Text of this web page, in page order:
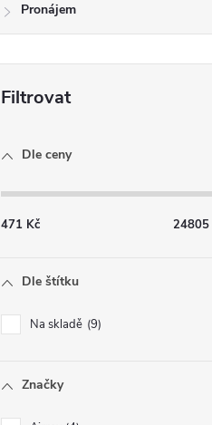
Pronájem
Dle ceny
471 Kč 24805
Dle štítku
Na skladě 9
Značky